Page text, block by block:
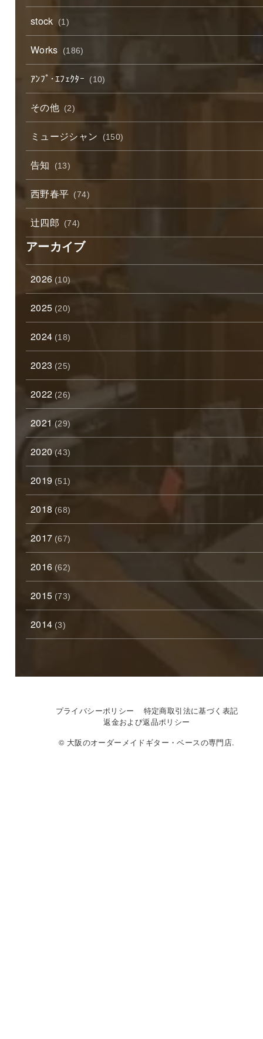
stock (1)
Works (186)
ｱﾝﾌﾟ･ｴﾌｪｸﾀｰ (10)
その他 (2)
ミュージシャン (150)
告知 (13)
西野春平 (74)
辻四郎 (74)
アーカイブ
2026 (10)
2025 (20)
2024 (18)
2023 (25)
2022 (26)
2021 (29)
2020 (43)
2019 (51)
2018 (68)
2017 (67)
2016 (62)
2015 (73)
2014 (3)
プライバシーポリシー
特定商取引法に基づく表記
返金および返品ポリシー
© 大阪のオーダーメイドギター・ベースの専門店.